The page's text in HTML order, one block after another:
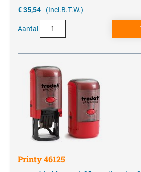
€ 35,54
(Incl.B.T.W.)
Aantal
Printy 46125